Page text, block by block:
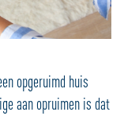
opgeruimd huis
aan opruimen is dat